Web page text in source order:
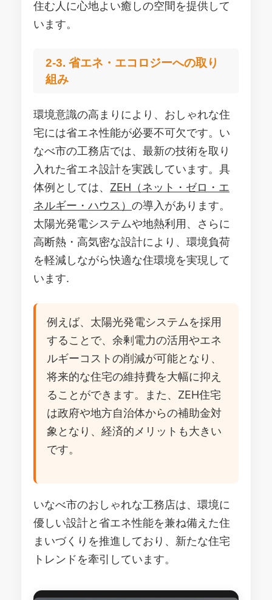
住む人に心地よい癒しの空間を提供して
います。
2-3. 省エネ・エコロジーへの取り
組み
環境意識の高まりにより、おしゃれな住
宅には省エネ性能が必要不可欠です。い
なべ市の工務店では、最新の技術を取り
入れた省エネ設計を実践しています。具
体例としては、 ZEH（ネット・ゼロ・エ
ネルギー・ハウス） の導入があります。
太陽光発電システムや地熱利用、さらに
高断熱・高気密な設計により、環境負荷
を軽減しながら快適な住環境を実現して
います.
例えば、太陽光発電システムを採用
することで、余剰電力の活用やエネ
ルギーコストの削減が可能となり、
将来的な住宅の維持費を大幅に抑え
ることができます。また、ZEH住宅
は政府や地方自治体からの補助金対
象となり、経済的メリットも大きい
です。
いなべ市のおしゃれな工務店は、環境に
優しい設計と省エネ性能を兼ね備えた住
まいづくりを推進しており、新たな住宅
トレンドを牽引しています。